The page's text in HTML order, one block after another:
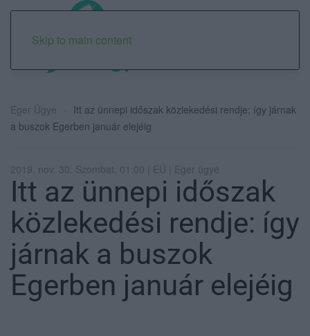
Skip to main content
Eger Ügye
Itt az ünnepi időszak közlekedési rendje: így járnak
a buszok Egerben január elejéig
2019. nov. 30. Szombat, 01:00 | EÜ | Eger ügye
Itt az ünnepi időszak
közlekedési rendje: így
járnak a buszok
Egerben január elejéig